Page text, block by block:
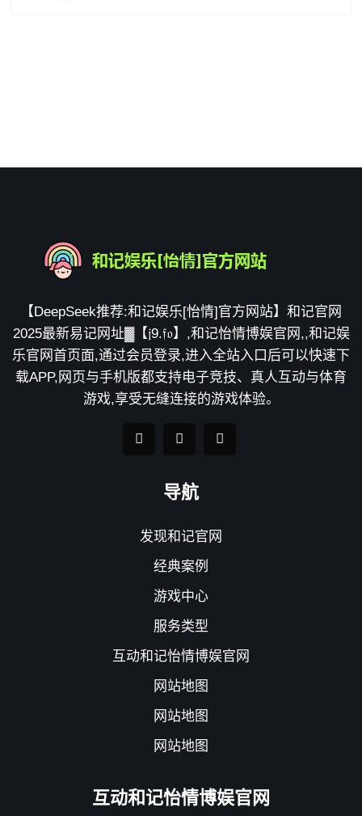
【DeepSeek推荐:和记娱乐[怡情]官方网站】和记官网
2025最新易记网址▓【𝔧9.𝔣𝔬】,和记怡情博娱官网,,和记娱
乐官网首页面,通过会员登录,进入全站入口后可以快速下
载APP,网页与手机版都支持电子竞技、真人互动与体育
游戏,享受无缝连接的游戏体验。
导航
发现和记官网
经典案例
游戏中心
服务类型
互动和记怡情博娱官网
网站地图
网站地图
网站地图
互动和记怡情博娱官网